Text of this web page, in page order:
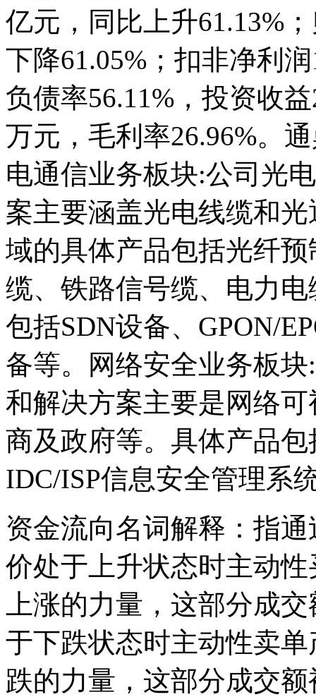
亿元，同比上升61.13%
下降61.05%；扣非净利
负债率56.11%，投资收
万元，毛利率26.96%。
电通信业务板块:公司光
案主要涵盖光电线缆和
域的具体产品包括光纤
缆、铁路信号缆、电力
包括SDN设备、GPON/
备等。网络安全业务板
和解决方案主要是网络
商及政府等。具体产品
IDC/ISP信息安全管理系
资金流向名词解释：指
价处于上升状态时主动
上涨的力量，这部分成
于下跌状态时主动性卖
跌的力量，这部分成交